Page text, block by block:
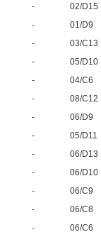
- 02/D15
- 01/D9
- 03/C13
- 05/D10
- 04/C6
- 08/C12
- 06/D9
- 05/D11
- 06/D13
- 06/D10
- 06/C9
- 06/C8
- 06/C6